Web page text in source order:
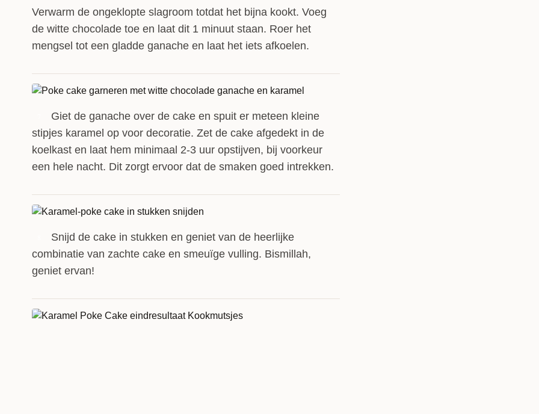
Verwarm de ongeklopte slagroom totdat het bijna kookt. Voeg
de witte chocolade toe en laat dit 1 minuut staan. Roer het
mengsel tot een gladde ganache en laat het iets afkoelen.
Giet de ganache over de cake en spuit er meteen kleine
stipjes karamel op voor decoratie. Zet de cake afgedekt in de
koelkast en laat hem minimaal 2-3 uur opstijven, bij voorkeur
een hele nacht. Dit zorgt ervoor dat de smaken goed intrekken.
Snijd de cake in stukken en geniet van de heerlijke
combinatie van zachte cake en smeuïge vulling. Bismillah,
geniet ervan!